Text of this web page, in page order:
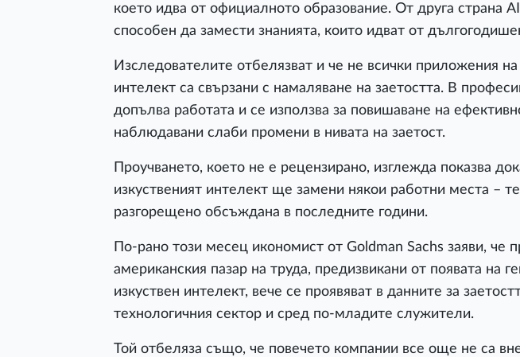
което идва от официалното образование. От друга страна
способен да замести знанията, които идват от
Изследователите отбелязват и че не всички приложения на
интелект са свързани с намаляване на заетостта. В
допълва работата и се използва за повишаване на
наблюдавани слаби промени в нивата на заетост.
Проучването, което не е рецензирано, изглежда показва
изкуственият интелект ще замени някои работни места –
разгорещено обсъждана в последните години.
По-рано този месец икономист от Goldman Sachs заяви, че
американския пазар на труда, предизвикани от появата на
изкуствен интелект, вече се проявяват в данните за
технологичния сектор и сред по-младите служители.
Той отбеляза също, че повечето компании все още не са